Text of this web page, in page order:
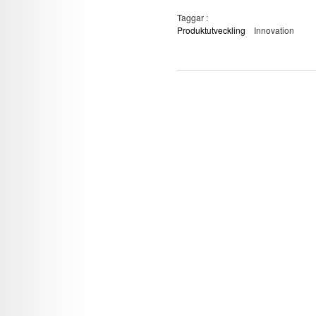
Taggar :
Produktutveckling
Innovation